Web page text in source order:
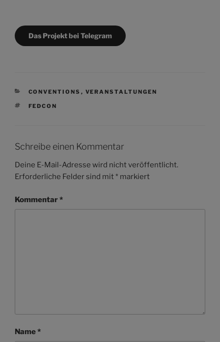
Das Projekt bei Telegram
KATEGORIEN
CONVENTIONS , VERANSTALTUNGEN
SCHLAGWÖRTER
FEDCON
Schreibe einen Kommentar
Deine E-Mail-Adresse wird nicht veröffentlicht.
Erforderliche Felder sind mit* markiert
Kommentar*
Name*